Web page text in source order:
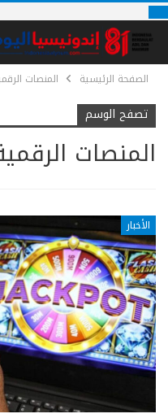
الصفحة الرئيسية المنصات
تصفح الوسم
المنصات
الأخبار